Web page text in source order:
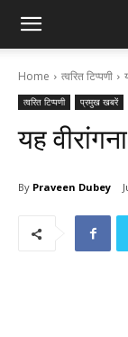
Home त्वरित टिप्पणी
त्वरित टिप्पणी प्रमुख खबरें
यह
By Praveen Dubey